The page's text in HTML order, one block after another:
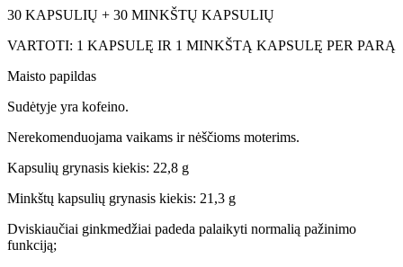
30 KAPSULIŲ + 30 MINKŠTŲ KAPSULIŲ
VARTOTI: 1 KAPSULĘ IR 1 MINKŠTĄ KAPSULĘ PER PARĄ
Maisto papildas
Sudėtyje yra kofeino.
Nerekomenduojama vaikams ir nėščioms moterims.
Kapsulių grynasis kiekis: 22,8 g
Minkštų kapsulių grynasis kiekis: 21,3 g
Dviskiaučiai ginkmedžiai padeda palaikyti normalią pažinimo
funkciją;